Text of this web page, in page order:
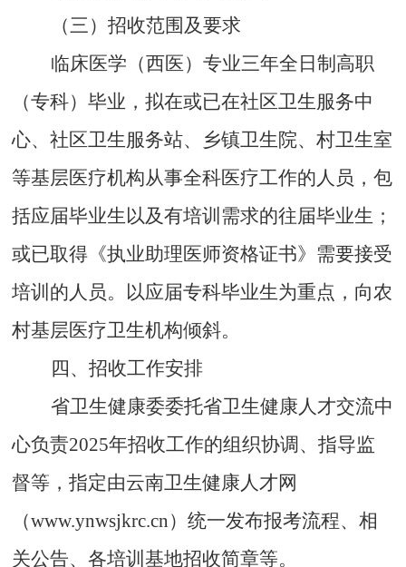
（三）招收范围及要求
临床医学（西医）专业三年全日制高职
（专科）毕业，拟在或已在社区卫生服务中
心、社区卫生服务站、乡镇卫生院、村卫生室
等基层医疗机构从事全科医疗工作的人员，包
括应届毕业生以及有培训需求的往届毕业生；
或已取得《执业助理医师资格证书》需要接受
培训的人员。以应届专科毕业生为重点，向农
村基层医疗卫生机构倾斜。
四、招收工作安排
省卫生健康委委托省卫生健康人才交流中
心负责2025年招收工作的组织协调、指导监
督等，指定由云南卫生健康人才网
（www.ynwsjkrc.cn）统一发布报考流程、相
关公告、各培训基地招收简章等。